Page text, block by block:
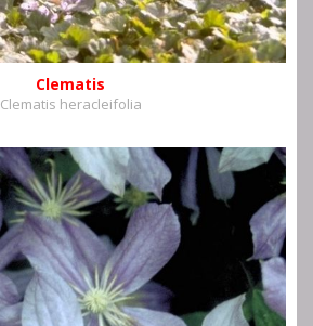
Clematis
Clematis heracleifolia